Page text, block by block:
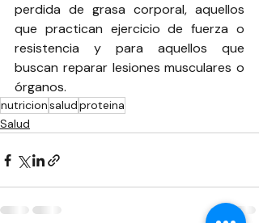
perdida de grasa corporal, aquellos
que practican ejercicio de fuerza o
resistencia y para aquellos que
buscan reparar lesiones musculares o
órganos.
nutricionsaludproteina
Salud